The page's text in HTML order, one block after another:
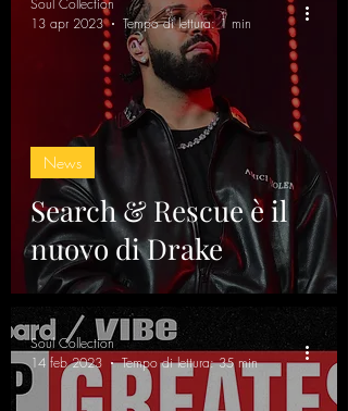
Search & Rescue è il
nuovo di Drake
News
Soul Collection
13 apr 2023
Tempo di lettura: 1 min
Soul Collection
14 feb 2023
Tempo di lettura: 35 min